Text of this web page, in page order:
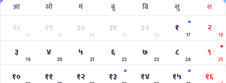
आ सो मं बु बि शु श
२८
12
२९
13
३०
14
३१
15
३२
16
१
17
२
18
३
19
४
20
५
21
६
22
७
23
८
24
९
25
१० ११ १२ १३ १४ १५ १६